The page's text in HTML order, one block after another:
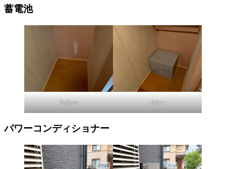
蓄電池
Before After
パワーコンディショナー